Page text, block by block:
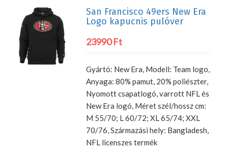
San Francisco 49ers New Era
Logo kapucnis pulóver
23990 Ft
Gyártó: New Era, Modell: Team logo,
Anyaga: 80% pamut, 20% poliészter,
Nyomott csapatlogó, varrott NFL és
New Era logó, Méret szél/hossz cm:
M 55/70; L 60/72; XL 65/74; XXL
70/76, Származási hely: Bangladesh,
NFL licenszes termék